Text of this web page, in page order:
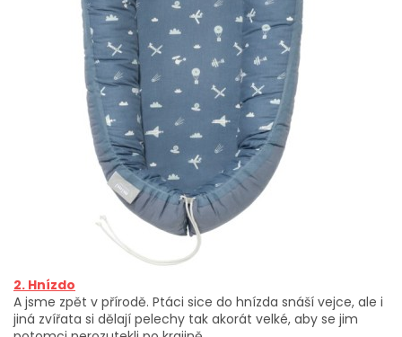
2. Hnízdo
A jsme zpět v přírodě. Ptáci sice do hnízda snáší vejce, ale i
jiná zvířata si dělají pelechy tak akorát velké, aby se jim